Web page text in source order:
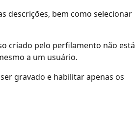
descrições, bem como selecionar
criado pelo perfilamento não está
a um usuário.
gravado e habilitar apenas os